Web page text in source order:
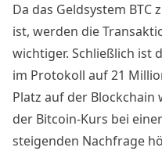
Da das Geldsystem
ist, werden die
wichtiger. Schließlich ist
im Protokoll auf 21
Platz auf der
der Bitcoin-Kurs bei
steigenden Nachfrage